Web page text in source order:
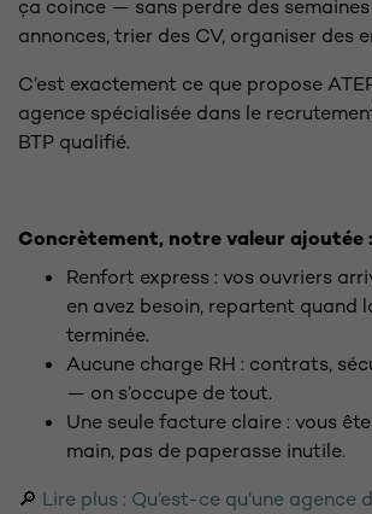
ça coince — sans perdre des
annonces, trier des CV, organiser des
C’est exactement ce que propose
agence spécialisée dans le
BTP qualifié.
Concrètement, notre valeur ajoutée :
Renfort express : vos ouvriers
en avez besoin, repartent quand
terminée.
Aucune charge RH : contrats,
— on s’occupe de tout.
Une seule facture claire : vous
main, pas de paperasse inutile.
🔎 Lire plus : Qu’est-ce qu’une agence